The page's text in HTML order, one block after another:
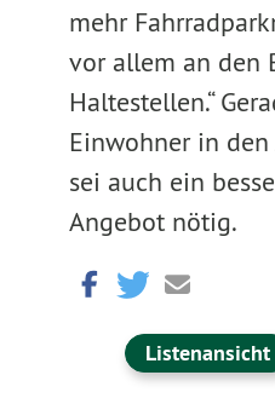
mehr
vor allem an den
Haltestellen.“
Einwohner in
sei auch ein
Angebot nötig.
Listenansicht